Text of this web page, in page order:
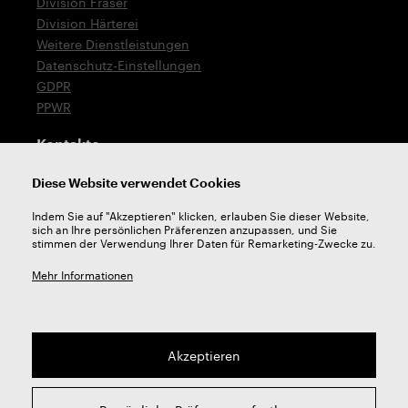
Division Härterei
Weitere Dienstleistungen
Datenschutz-Einstellungen
GDPR
PPWR
Kontakte
T: +420 576 777 519
Technische Unterstützung
2026 © ZPS-FN a.s. | Alle rechte vorbehalten
Diese Website verwendet Cookies
Indem Sie auf "Akzeptieren" klicken, erlauben Sie dieser Website,
sich an Ihre persönlichen Präferenzen anzupassen, und Sie
stimmen der Verwendung Ihrer Daten für Remarketing-Zwecke zu.
Mehr Informationen
Akzeptieren